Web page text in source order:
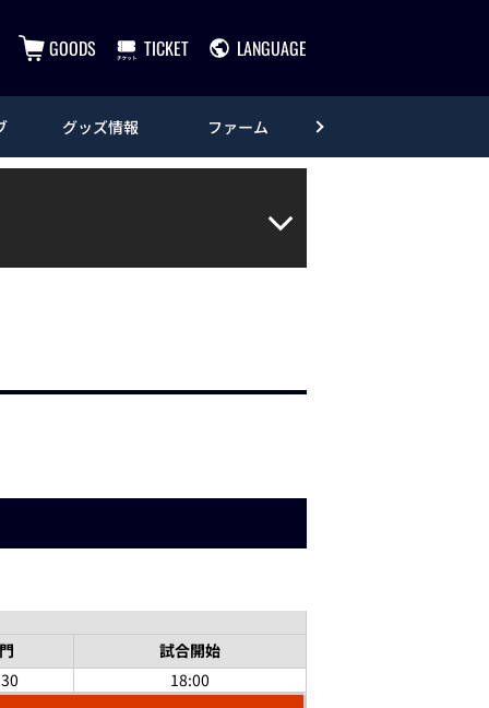
GOODS TICKET LANGUAGE
グッズ情報 ファーム
試合開始
18:00